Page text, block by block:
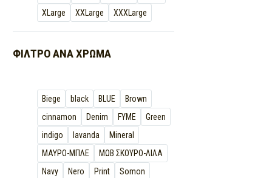
XLarge
XXLarge XXXLarge
ΦΊΛΤΡΟ ΑΝΆΧΡΏΜΑ
Biege black BLUE
Brown
cinnamon
Denim FYME
Green
indigo
lavanda
Mineral
MΑΥΡΟ-ΜΠΛΕ
MΩΒ ΣΚΟΥΡΟ-ΛΙΛΑ
Navy
Nero Print
Somon